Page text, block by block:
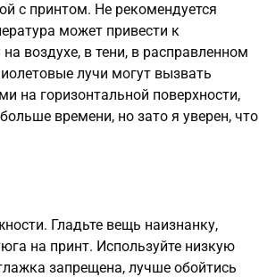
с принтом. Не рекомендуется
может привести к
воздухе, в тени, в расправленном
лучи могут вызвать
на горизонтальной поверхности,
времени, но зато я уверен, что
Гладьте вещь наизнанку,
на принт. Используйте низкую
запрещена, лучше обойтись